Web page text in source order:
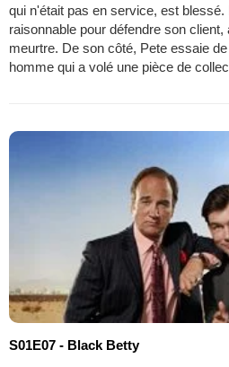
qui n'était pas en service, est
raisonnable pour défendre son
meurtre. De son côté, Pete essaie
homme qui a volé une pièce de
S01E07 - Black Betty